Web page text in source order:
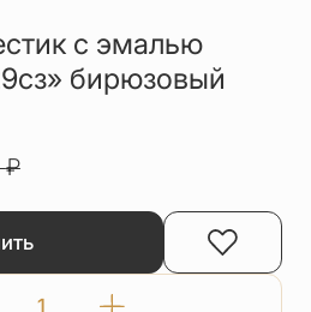
с эмалью
бирюзовый
₽